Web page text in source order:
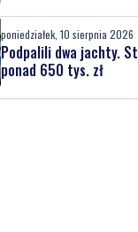
poniedziałek, 10 sierpnia 2026
Podpalili dwa jachty.
ponad 650 tys. zł